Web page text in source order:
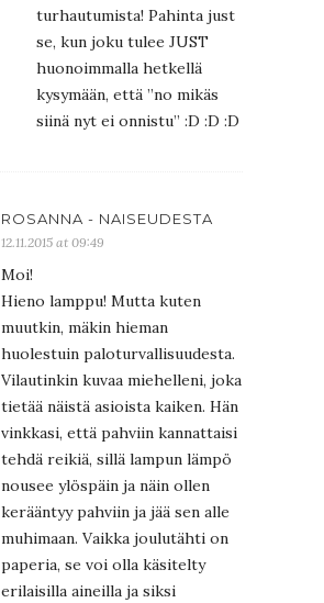
turhautumista! Pahinta just
se, kun joku tulee JUST
huonoimmalla hetkellä
kysymään, että ”no mikäs
siinä nyt ei onnistu” :D :D :D
ROSANNA - NAISEUDESTA
12.11.2015 at 09:49
Moi!
Hieno lamppu! Mutta kuten
muutkin, mäkin hieman
huolestuin paloturvallisuudesta.
Vilautinkin kuvaa miehelleni, joka
tietää näistä asioista kaiken. Hän
vinkkasi, että pahviin kannattaisi
tehdä reikiä, sillä lampun lämpö
nousee ylöspäin ja näin ollen
kerääntyy pahviin ja jää sen alle
muhimaan. Vaikka joulutähti on
paperia, se voi olla käsitelty
erilaisilla aineilla ja siksi